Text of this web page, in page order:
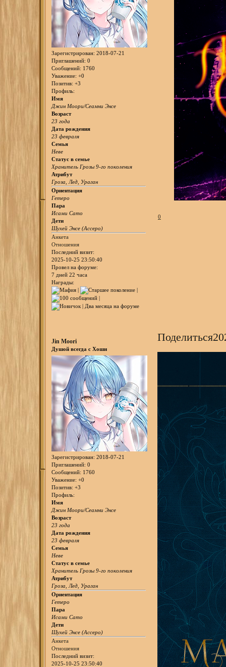
Зарегистрирован: 2018-07-21
Приглашений: 0
Сообщений: 1760
Уважение: +0
Позитив: +3
Профиль:
Имя
Джин Моори/Сеамни Энсе
Возраст
23 года
Дата рождения
23 февраля
Семья
Неве
Статус в семье
Хранитель Грозы 9-го поколения
Атрибут
Гроза, Лед, Ураган
Ориентация
Гетеро
Пара
Исами Сато
Дети
Шухей Энсе (Ассеро)
Анкета
Отношения
Последний визит:
2025-10-25 23:50:40
Провел на форуме:
7 дней 22 часа
Награды:
0
Поделиться
Jin Moori
Душой всегда с Хоши
Зарегистрирован: 2018-07-21
Приглашений: 0
Сообщений: 1760
Уважение: +0
Позитив: +3
Профиль:
Имя
Джин Моори/Сеамни Энсе
Возраст
23 года
Дата рождения
23 февраля
Семья
Неве
Статус в семье
Хранитель Грозы 9-го поколения
Атрибут
Гроза, Лед, Ураган
Ориентация
Гетеро
Пара
Исами Сато
Дети
Шухей Энсе (Ассеро)
Анкета
Отношения
Последний визит:
2025-10-25 23:50:40